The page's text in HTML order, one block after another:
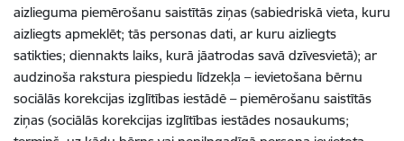
aizlieguma piemērošanu saistītās ziņas (sabiedriskā vieta, kuru
aizliegts apmeklēt; tās personas dati, ar kuru aizliegts
satikties; diennakts laiks, kurā jāatrodas savā dzīvesvietā); ar
audzinoša rakstura piespiedu līdzekļa – ievietošana bērnu
sociālās korekcijas izglītības iestādē – piemērošanu saistītās
ziņas (sociālās korekcijas izglītības iestādes nosaukums;